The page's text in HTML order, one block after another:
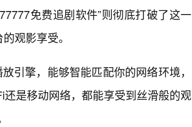
免费追剧软件”则彻底打破了这一
观影享受。
引擎，能够智能匹配你的网络环境，
是移动网络，都能享受到丝滑般的观